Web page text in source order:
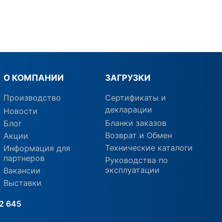
О КОМПАНИИ
Производство
Новости
Блог
Акции
Информация для
партнеров
Вакансии
Выставки
ЗАГРУЗКИ
Сертификаты и
декларации
Бланки заказов
Возврат и Обмен
Технические каталоги
Руководства по
эксплуатации
645